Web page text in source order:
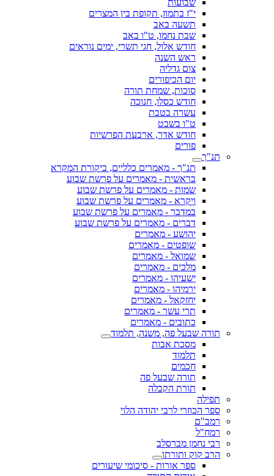
שבועות
י"ז בתמוז, תקופת בין המצרים
תשעה באב
שבת נחמו, ט"ו באב
חודש אלול, חגי תשרי, ימים נוראים
ראש השנה
צום גדליה
יום הכיפורים
סוכות, שמחת תורה
חודש כסלו, חנוכה
עשרה בטבת
ט"ו בשבט
חודש אדר, ארבעת הפרשיות
פורים
תנ"ך
תנ"ך - מאמרים כלליים, ביקורת המקרא
בראשית - מאמרים על פרשת שבוע
שמות - מאמרים על פרשת שבוע
ויקרא - מאמרים על פרשת שבוע
במדבר - מאמרים על פרשת שבוע
דברים - מאמרים על פרשת שבוע
יהושע - מאמרים
שופטים - מאמרים
שמואל - מאמרים
מלכים - מאמרים
ישעיהו - מאמרים
ירמיהו - מאמרים
יחזקאל - מאמרים
תרי עשר - מאמרים
כתובים - מאמרים
תורה שבעל פה, משנה, תלמוד
מסכת אבות
תלמוד
חכמים
תורה שבעל פה
תורת הקבלה
תפילה
ספר הכוזרי לרבי יהודה הלוי
רמב"ם
רמח"ל
רבי נחמן מברסלב
הרב קוק ותורתו
ספר אורות - סיכומי שיעורים